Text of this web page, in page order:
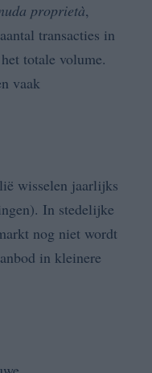
proprietà,
transacties in
totale volume.
vaak
wisselen jaarlijks
In stedelijke
nog niet wordt
in kleinere